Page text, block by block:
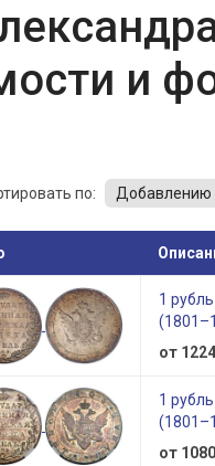
и
по: Добавлению
1
от
1
от